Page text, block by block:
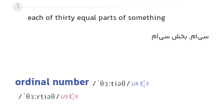
1
each of thirty equal parts of something
سی‌ام, بخش سی‌ام
ordinal number /ˈθɜːtiəθ/UK
/ˈθɜːrtiəθ/US